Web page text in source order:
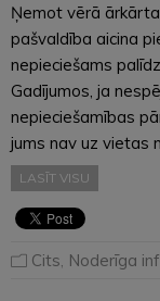
Ņemot vērā
pašvaldība aicina
nepieciešams
Gadījumos, ja
nepieciešamības
jums nav uz vietas
LASĪT VISU
Cits Noderīga